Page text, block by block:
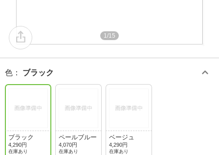
1/15
色 ： ブラック
ブラック
4,290円
在庫あり
ペールブルー
4,070円
在庫あり
ベージュ
4,290円
在庫あり